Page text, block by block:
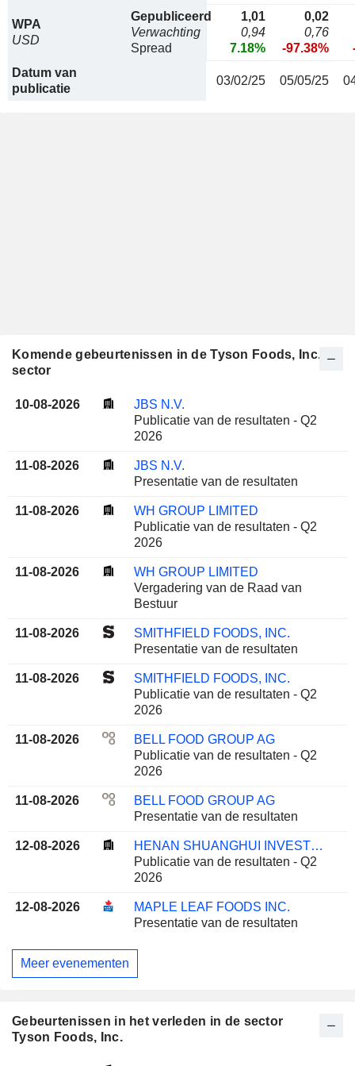
WPA
USD
Gepubliceerd
Verwachting
Spread
1,01
0,94
7.18%
0,02
0,76
-97.38%
Datum van
publicatie
03/02/25 05/05/25
Komende gebeurtenissen in de Tyson Foods, Inc.
sector
10-08-2026
JBS N.V.
Publicatie van de resultaten - Q2
2026
11-08-2026
JBS N.V.
Presentatie van de resultaten
11-08-2026
WH GROUP LIMITED
Publicatie van de resultaten - Q2
2026
11-08-2026
WH GROUP LIMITED
Vergadering van de Raad van
Bestuur
11-08-2026
SMITHFIELD FOODS, INC.
Presentatie van de resultaten
11-08-2026
SMITHFIELD FOODS, INC.
Publicatie van de resultaten - Q2
2026
11-08-2026
BELL FOOD GROUP AG
Publicatie van de resultaten - Q2
2026
11-08-2026
BELL FOOD GROUP AG
Presentatie van de resultaten
12-08-2026
HENAN SHUANGHUI INVESTMENT & DEVELOPMENT CO.,LTD.
Publicatie van de resultaten - Q2
2026
12-08-2026
MAPLE LEAF FOODS INC.
Presentatie van de resultaten
Meer evenementen
Gebeurtenissen in het verleden in de sector
Tyson Foods, Inc.